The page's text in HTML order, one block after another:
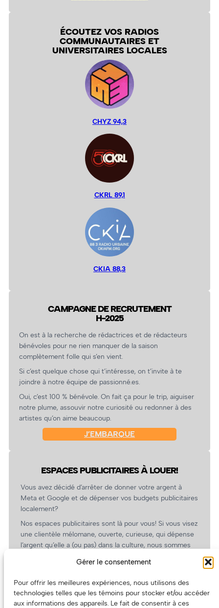
Gérer le consentement
Pour offrir les meilleures expériences, nous utilisons des
technologies telles que les témoins pour stocker et/ou accéder
aux informations des appareils. Le fait de consentir à ces
ÉCOUTEZ VOS RADIOS
COMMUNAUTAIRES ET
UNIVERSITAIRES LOCALES
CHYZ 94,3
CKRL 89,1
CKIA 88,3
CAMPAGNE DE RECRUTEMENT
H-2025
On est à la recherche de rédactrices et de rédacteurs
bénévoles pour ne rien manquer de la saison
complètement folle qui s’en vient.
Si c’est quelque chose qui t’intéresse, on t’invite à te
joindre à notre équipe de passionné.es.
Oui, c’est 100 % bénévole. On fait ça pour le trip, aiguiser
notre plume, assouvir notre curiosité ou redonner à des
artistes qu’on aime beaucoup.
J’EMBARQUE
ESPACES PUBLICITAIRES À LOUER!
Vous avez décidé d’arrêter de donner votre argent à
Meta et Google et de dépenser vos budgets publicitaires
localement?
Nos espaces publicitaires sont là pour vous! Si vous visez
une clientèle mélomane, ouverte, curieuse, qui dépense
l’argent qu’elle a (ou pas) dans la culture, nous sommes
revient.
(Oui, on va avoir des tarifs spéciaux pour vous, les